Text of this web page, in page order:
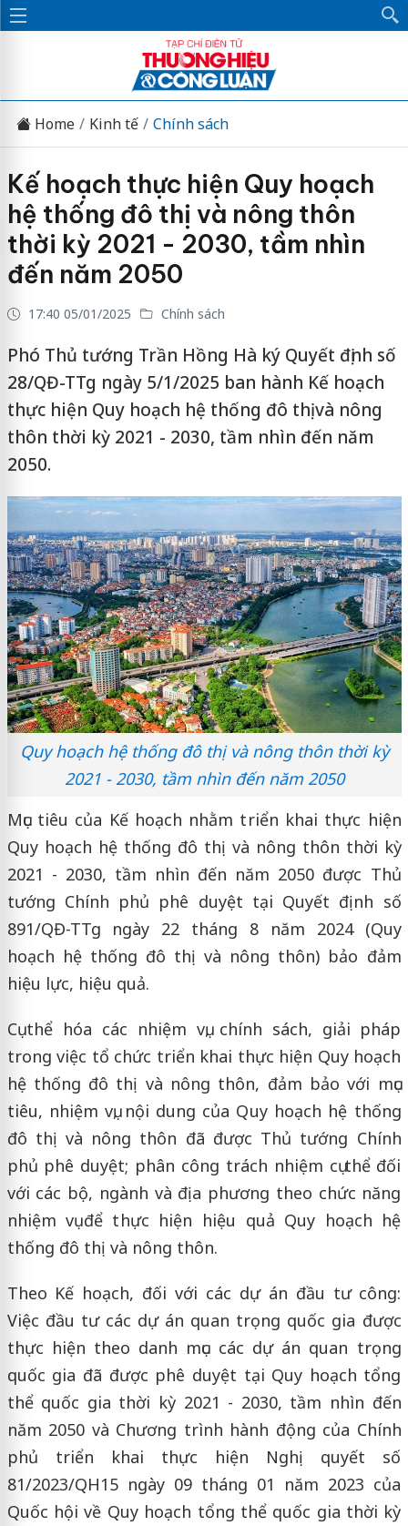
Home Kinh tế Chính sách
Kế hoạch thực hiện Quy hoạch
hệ thống đô thị và nông thôn
thời kỳ 2021 - 2030, tầm nhìn
đến năm 2050
17:40 05/01/2025 Chính sách
Phó Thủ tướng Trần Hồng Hà ký Quyết định số
28/QĐ-TTg ngày 5/1/2025 ban hành Kế hoạch
thực hiện Quy hoạch hệ thống đô thị và nông
thôn thời kỳ 2021 - 2030, tầm nhìn đến năm
2050.
Quy hoạch hệ thống đô thị và nông thôn thời kỳ
2021 - 2030, tầm nhìn đến năm 2050
Mục tiêu của Kế hoạch nhằm triển khai thực hiện
Quy hoạch hệ thống đô thị và nông thôn thời kỳ
2021 - 2030, tầm nhìn đến năm 2050 được Thủ
tướng Chính phủ phê duyệt tại Quyết định số
891/QĐ-TTg ngày 22 tháng 8 năm 2024 (Quy
hoạch hệ thống đô thị và nông thôn) bảo đảm
hiệu lực, hiệu quả.
Cụ thể hóa các nhiệm vụ, chính sách, giải pháp
trong việc tổ chức triển khai thực hiện Quy hoạch
hệ thống đô thị và nông thôn, đảm bảo với mục
tiêu, nhiệm vụ, nội dung của Quy hoạch hệ thống
đô thị và nông thôn đã được Thủ tướng Chính
phủ phê duyệt; phân công trách nhiệm cụ thể đối
với các bộ, ngành và địa phương theo chức năng
nhiệm vụ để thực hiện hiệu quả Quy hoạch hệ
thống đô thị và nông thôn.
Theo Kế hoạch, đối với các dự án đầu tư công:
Việc đầu tư các dự án quan trọng quốc gia được
thực hiện theo danh mục các dự án quan trọng
quốc gia đã được phê duyệt tại Quy hoạch tổng
thể quốc gia thời kỳ 2021 - 2030, tầm nhìn đến
năm 2050 và Chương trình hành động của Chính
phủ triển khai thực hiện Nghị quyết số
81/2023/QH15 ngày 09 tháng 01 năm 2023 của
Quốc hội về Quy hoạch tổng thể quốc gia thời kỳ